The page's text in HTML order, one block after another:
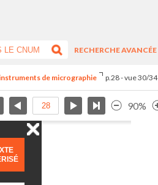
RECHERCHE AVANCÉE
de micrographie p.28 - vue 30/34
90%